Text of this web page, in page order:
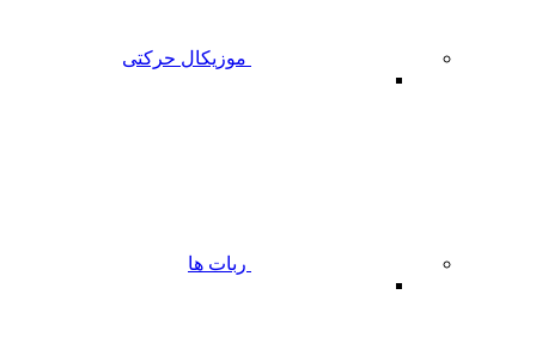
موزیکال حرکتی
ربات ها